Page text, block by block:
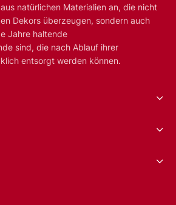
natürlichen Materialien an, die nicht
Dekors überzeugen, sondern auch
Jahre haltende
sind, die nach Ablauf ihrer
entsorgt werden können.